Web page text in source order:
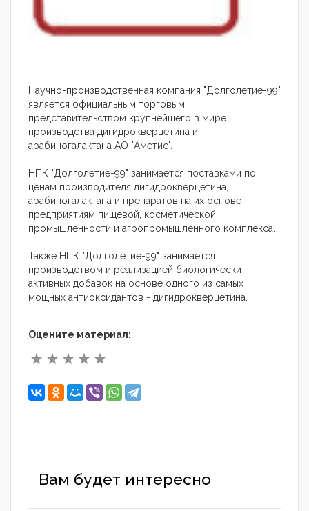
Научно-производственная компания "Долголетие-99"
является официальным торговым
представительством крупнейшего в мире
производства дигидрокверцетина и
арабиногалактана АО "Аметис".
НПК "Долголетие-99" занимается поставками по
ценам производителя дигидрокверцетина,
арабиногалактана и препаратов на их основе
предприятиям пищевой, косметической
промышленности и агропромышленного комплекса.
Также НПК "Долголетие-99" занимается
производством и реализацией биологически
активных добавок на основе одного из самых
мощных антиоксидантов - дигидрокверцетина.
Оцените материал:
Вам будет интересно